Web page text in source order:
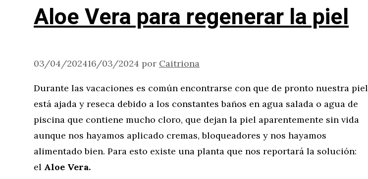
Aloe Vera para regenerar la piel
03/04/202416/03/2024 por Caitriona
Durante las vacaciones es común encontrarse con que de pronto nuestra piel
está ajada y reseca debido a los constantes baños en agua salada o agua de
piscina que contiene mucho cloro, que dejan la piel aparentemente sin vida
aunque nos hayamos aplicado cremas, bloqueadores y nos hayamos
alimentado bien. Para esto existe una planta que nos reportará la solución:
el Aloe Vera.